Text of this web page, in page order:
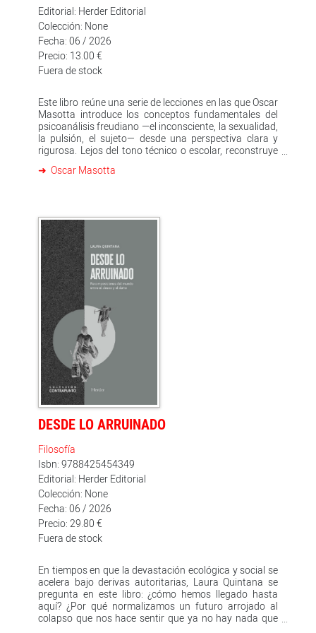
Editorial: Herder Editorial
Colección: None
Fecha: 06 / 2026
Precio: 13.00 €
Fuera de stock
Este libro reúne una serie de lecciones en las que Oscar
Masotta introduce los conceptos fundamentales del
psicoanálisis freudiano —el inconsciente, la sexualidad,
la pulsión, el sujeto— desde una perspectiva clara y
rigurosa. Lejos del tono técnico o escolar, reconstruye
puntos de tensión.Masotta no pretende simplificar a
como una invitación a releerlo.
Oscar Masotta
DESDE LO ARRUINADO
Filosofía
Isbn: 9788425454349
Editorial: Herder Editorial
Colección: None
Fecha: 06 / 2026
Precio: 29.80 €
Fuera de stock
En tiempos en que la devastación ecológica y social se
acelera bajo derivas autoritarias, Laura Quintana se
pregunta en este libro: ¿cómo hemos llegado hasta
aquí? ¿Por qué normalizamos un futuro arrojado al
colapso que nos hace sentir que ya no hay nada que